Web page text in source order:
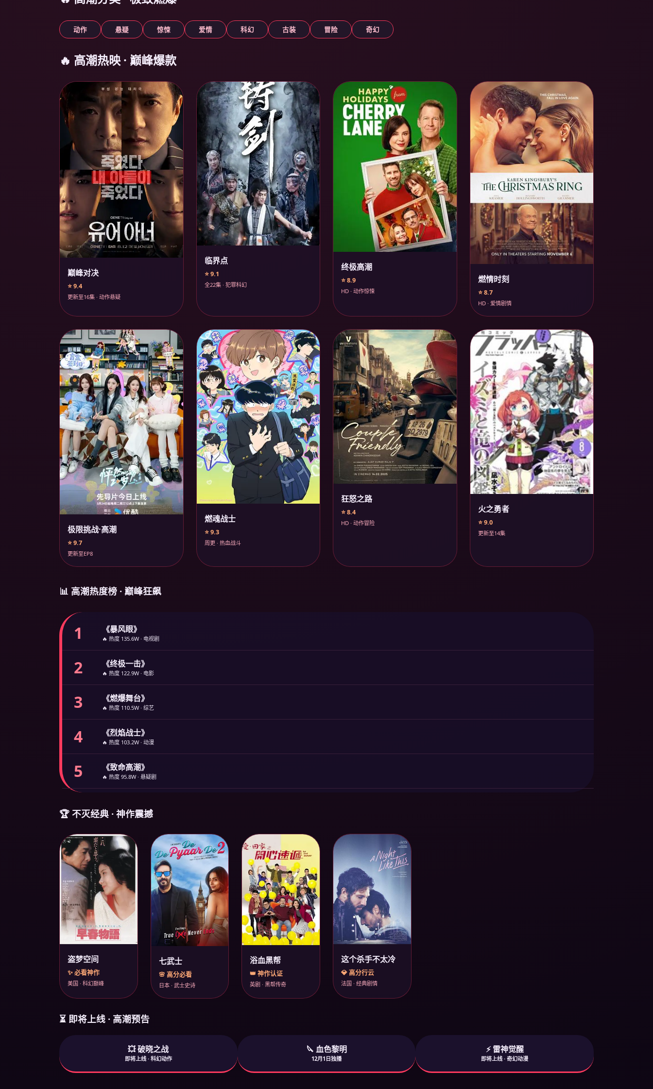
动作 悬疑 惊悚 爱情 科幻 古装 冒险 奇幻
🔥 高潮热映 · 巅峰爆款
巅峰对决
⭐ 9.4
更新至16集 · 动作悬疑
临界点
⭐ 9.1
全22集 · 犯罪科幻
终极高潮
⭐ 8.9
HD · 动作惊悚
燃情时刻
⭐ 8.7
HD · 爱情剧情
极限挑战·高潮
⭐ 9.7
更新至EP8
燃魂战士
⭐ 9.3
周更 · 热血战斗
狂怒之路
⭐ 8.4
HD · 动作冒险
火之勇者
⭐ 9.0
更新至14集
📊 高潮热度榜 · 巅峰狂飙
1 《暴风眼》
🔥 热度 135.6W · 电视剧
2 《终极一击》
🔥 热度 122.9W · 电影
3 《燃爆舞台》
🔥 热度 110.5W · 综艺
4 《烈焰战士》
🔥 热度 103.2W · 动漫
5 《致命高潮》
🔥 热度 95.8W · 悬疑剧
🏆 不灭经典 · 神作震撼
盗梦空间
✨ 必看神作
美国 · 科幻巅峰
七武士
🌸 高分必看
日本 · 武士史诗
浴血黑帮
👑 神作认证
英剧 · 黑帮传奇
这个杀手不太冷
💎 高分行云
法国 · 经典剧情
⏳ 即将上线 · 高潮预告
💥 破晓之战
即将上线 · 科幻动作
🔪 血色黎明
12月1日独播
⚡ 雷神觉醒
即将上线 · 奇幻动漫